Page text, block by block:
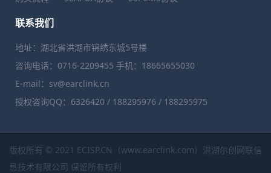
联系我们
地址：湖北省洪湖市锦绣东城5号楼
咨询电话：0716-2209455 手机：18665655030
E-mail：sv@earclink.cn
授权咨询QQ：6326420 / 188295976 / 188295975
版权所有 © 2021 ECISP.CN（www.earclink.com）洪湖尔创网联信
息技术有限公司 保留所有权利